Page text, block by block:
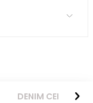
DENIM CEKET